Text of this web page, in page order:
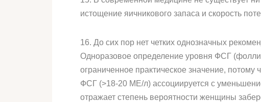
истощение яичникового запаса и скорость
16. До сих пор нет четких однозначных
Одноразовое определение уровня ФСГ
ограниченное практическое значение,
ФСГ (>18-20 МЕ/л) ассоциируется с
отражает степень вероятности женщины